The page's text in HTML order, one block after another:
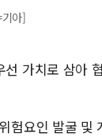
아]
가치로 삼아
요인 발굴 및